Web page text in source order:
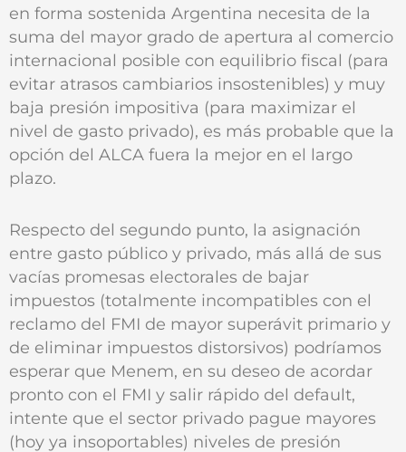
en forma sostenida Argentina necesita de la
suma del mayor grado de apertura al comercio
internacional posible con equilibrio fiscal (para
evitar atrasos cambiarios insostenibles) y muy
baja presión impositiva (para maximizar el
nivel de gasto privado), es más probable que la
opción del ALCA fuera la mejor en el largo
plazo.
Respecto del segundo punto, la asignación
entre gasto público y privado, más allá de sus
vacías promesas electorales de bajar
impuestos (totalmente incompatibles con el
reclamo del FMI de mayor superávit primario y
de eliminar impuestos distorsivos) podríamos
esperar que Menem, en su deseo de acordar
pronto con el FMI y salir rápido del default,
intente que el sector privado pague mayores
(hoy ya insoportables) niveles de presión